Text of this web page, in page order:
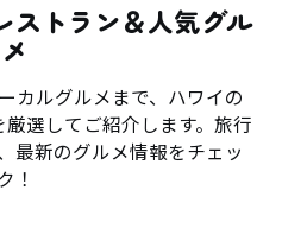
ストラン＆人気グル
メ
カルグルメまで、ハワイの
厳選してご紹介します。旅行
最新のグルメ情報をチェッ
ク！